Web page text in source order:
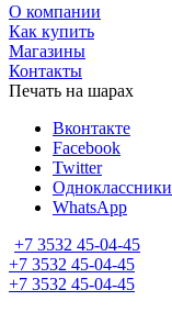
О компании
Как купить
Магазины
Контакты
Печать на шарах
Вконтакте
Facebook
Twitter
Одноклассники
WhatsApp
+7 3532 45-04-45
+7 3532 45-04-45
+7 3532 45-04-45